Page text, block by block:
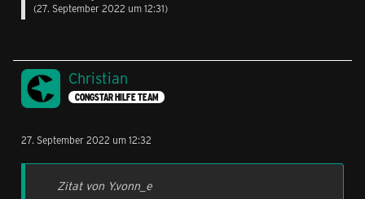
(27. September 2022 um 12:31)
Christian
CONGSTAR HILFE TEAM
27. September 2022 um 12:32
Zitat von Y.vonn_e